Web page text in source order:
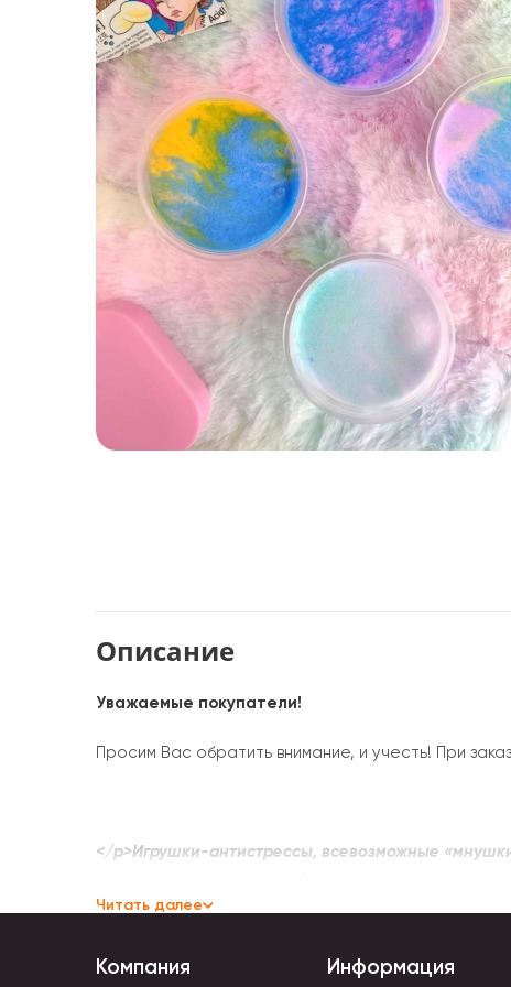
Описание
Уважаемые покупатели!
Просим Вас обратить внимание, и учесть! При
</p>Игрушки-антистрессы, всевозможные
многое другое. Механические устройства имеют
Читать далее
Компания Информация